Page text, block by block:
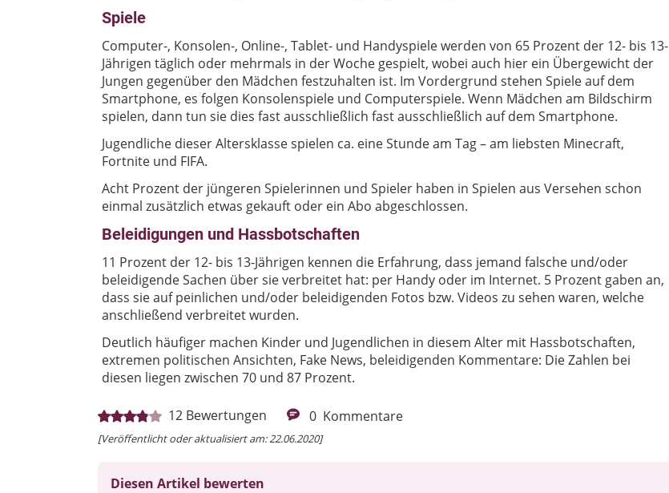
Spiele
Computer-, Konsolen-, Online-, Tablet- und Handyspiele werden von 65 Prozent der 12- bis 13-
Jährigen täglich oder mehrmals in der Woche gespielt, wobei auch hier ein Übergewicht der
Jungen gegenüber den Mädchen festzuhalten ist. Im Vordergrund stehen Spiele auf dem
Smartphone, es folgen Konsolenspiele und Computerspiele. Wenn Mädchen am Bildschirm
spielen, dann tun sie dies fast ausschließlich fast ausschließlich auf dem Smartphone.
Jugendliche dieser Altersklasse spielen ca. eine Stunde am Tag – am liebsten Minecraft,
Fortnite und FIFA.
Acht Prozent der jüngeren Spielerinnen und Spieler haben in Spielen aus Versehen schon
einmal zusätzlich etwas gekauft oder ein Abo abgeschlossen.
Beleidigungen und Hassbotschaften
11 Prozent der 12- bis 13-Jährigen kennen die Erfahrung, dass jemand falsche und/oder
beleidigende Sachen über sie verbreitet hat: per Handy oder im Internet. 5 Prozent gaben an,
dass sie auf peinlichen und/oder beleidigenden Fotos bzw. Videos zu sehen waren, welche
anschließend verbreitet wurden.
Deutlich häufiger machen Kinder und Jugendlichen in diesem Alter mit Hassbotschaften,
extremen politischen Ansichten, Fake News, beleidigenden Kommentare: Die Zahlen bei
diesen liegen zwischen 70 und 87 Prozent.
12 Bewertungen 0 Kommentare
[Veröffentlicht oder aktualisiert am: 22.06.2020]
Diesen Artikel bewerten